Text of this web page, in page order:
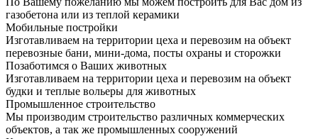
газобетона или из теплой керамики
Мобильные постройки
Изготавливаем на территории цеха и перевозим на объект
перевозные бани, мини-дома, посты охраны и сторожки
Позаботимся о Ваших животных
Изготавливаем на территории цеха и перевозим на объект
будки и теплые вольеры для животных
Промышленное строительство
Мы производим строительство различных коммерческих
объектов, а так же промышленных сооружений